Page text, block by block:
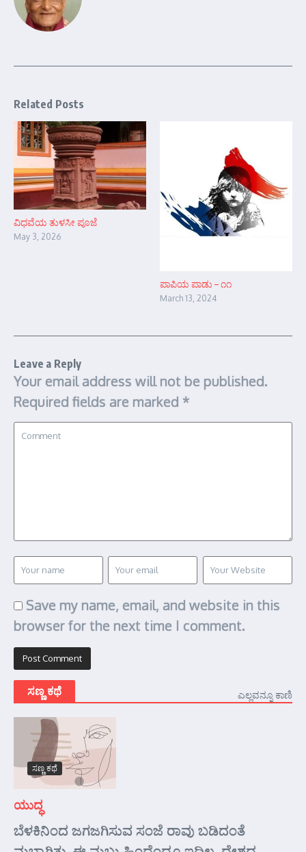
Related Posts
ವಿಧವೆಯ ತುಳಸೀ ಪೂಜೆ
May 3, 2026
ಪಾಪಿಯ ಪಾಡು – ೧೧
March 13, 2024
Leave a Reply
Your email address will not be published.
Required fields are marked *
Save my name, email, and website in this
browser for the next time I comment.
ಸಣ್ಣ ಕಥೆ ಎಲ್ಲವನ್ನೂ ಕಾಣಿ
ಸಣ್ಣ ಕಥೆ
ಯುದ್ಧ
ಬೆಳಕಿನಿಂದ ಜಗಜಗಿಸುವ ಸಂಜೆ ರಾವು ಬಡಿದಂತೆ